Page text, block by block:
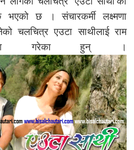
भएको छ । संचारकर्मी लक्ष्मणा
चलचित्र एउटा साथीलाई राम
गरेका हुन् ।